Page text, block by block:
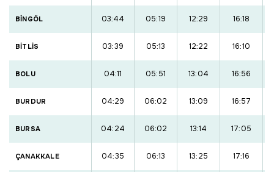
BİNGÖL 03:44 05:19 12:29 16:18
BİTLİS 03:39 05:13 12:22 16:10
BOLU 04:11 05:51 13:04 16:56
BURDUR 04:29 06:02 13:09 16:57
BURSA 04:24 06:02 13:14 17:05
ÇANAKKALE 04:35 06:13 13:25 17:16